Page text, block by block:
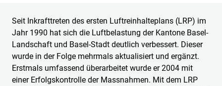
Seit Inkrafttreten des ersten Luftreinhalteplans (LRP) im
Jahr 1990 hat sich die Luftbelastung der Kantone Basel-
Landschaft und Basel-Stadt deutlich verbessert. Dieser
wurde in der Folge mehrmals aktualisiert und ergänzt.
Erstmals umfassend überarbeitet wurde er 2004 mit
einer Erfolgskontrolle der Massnahmen. Mit dem LRP